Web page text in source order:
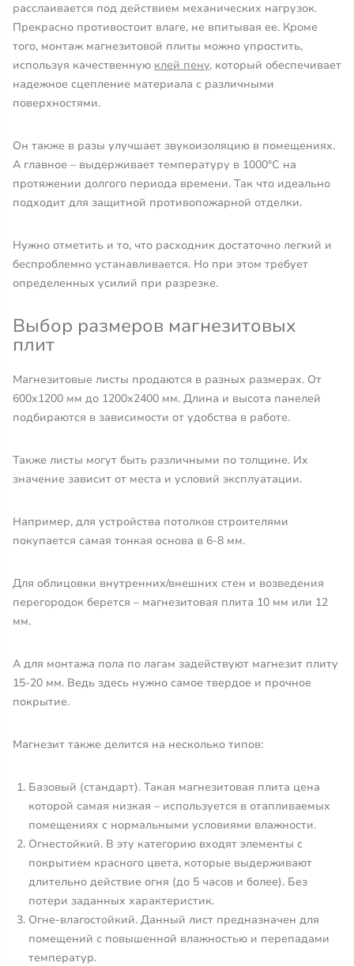
расслаивается под действием механических нагрузок.
Прекрасно противостоит влаге, не впитывая ее. Кроме
того, монтаж магнезитовой плиты можно упростить,
используя качественную клей пену, который обеспечивает
надежное сцепление материала с различными
поверхностями.
Он также в разы улучшает звукоизоляцию в помещениях.
А главное – выдерживает температуру в 1000°С на
протяжении долгого периода времени. Так что идеально
подходит для защитной противопожарной отделки.
Нужно отметить и то, что расходник достаточно легкий и
беспроблемно устанавливается. Но при этом требует
определенных усилий при разрезке.
Выбор размеров магнезитовых
плит
Магнезитовые листы продаются в разных размерах. От
600х1200 мм до 1200х2400 мм. Длина и высота панелей
подбираются в зависимости от удобства в работе.
Также листы могут быть различными по толщине. Их
значение зависит от места и условий эксплуатации.
Например, для устройства потолков строителями
покупается самая тонкая основа в 6-8 мм.
Для облицовки внутренних/внешних стен и возведения
перегородок берется – магнезитовая плита 10 мм или 12
мм.
А для монтажа пола по лагам задействуют магнезит плиту
15-20 мм. Ведь здесь нужно самое твердое и прочное
покрытие.
Магнезит также делится на несколько типов:
Базовый (стандарт). Такая магнезитовая плита цена
которой самая низкая – используется в отапливаемых
помещениях с нормальными условиями влажности.
Огнестойкий. В эту категорию входят элементы с
покрытием красного цвета, которые выдерживают
длительно действие огня (до 5 часов и более). Без
потери заданных характеристик.
Огне-влагостойкий. Данный лист предназначен для
помещений с повышенной влажностью и перепадами
температур.